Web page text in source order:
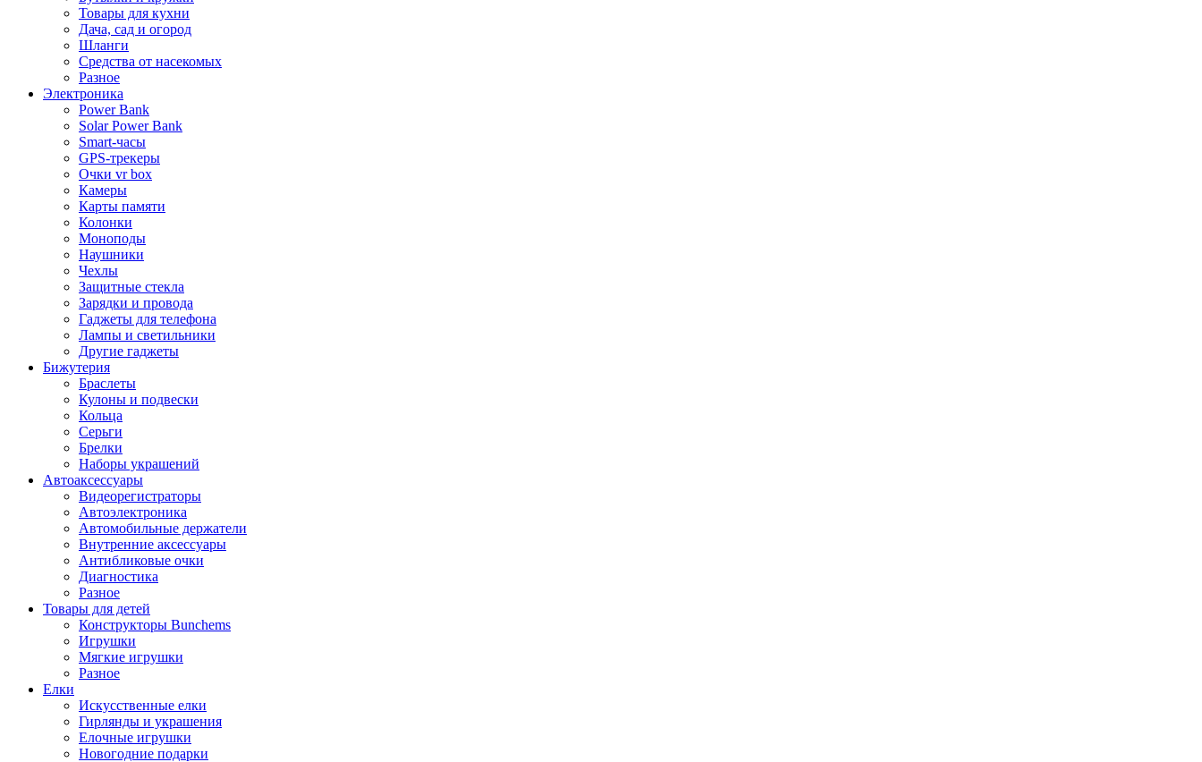
Товары для кухни
Дача, сад и огород
Шланги
Средства от насекомых
Разное
Электроника
Power Bank
Solar Power Bank
Smart-часы
GPS-трекеры
Очки vr box
Камеры
Карты памяти
Колонки
Моноподы
Наушники
Чехлы
Защитные стекла
Зарядки и провода
Гаджеты для телефона
Лампы и светильники
Другие гаджеты
Бижутерия
Браслеты
Кулоны и подвески
Кольца
Серьги
Брелки
Наборы украшений
Автоаксессуары
Видеорегистраторы
Автоэлектроника
Автомобильные держатели
Внутренние аксессуары
Антибликовые очки
Диагностика
Разное
Товары для детей
Конструкторы Bunchems
Игрушки
Мягкие игрушки
Разное
Елки
Искусственные елки
Гирлянды и украшения
Елочные игрушки
Новогодние подарки